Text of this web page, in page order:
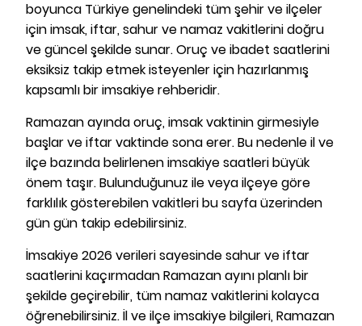
boyunca Türkiye genelindeki tüm şehir ve ilçeler
için imsak, iftar, sahur ve namaz vakitlerini doğru
ve güncel şekilde sunar. Oruç ve ibadet saatlerini
eksiksiz takip etmek isteyenler için hazırlanmış
kapsamlı bir imsakiye rehberidir.
Ramazan ayında oruç, imsak vaktinin girmesiyle
başlar ve iftar vaktinde sona erer. Bu nedenle il ve
ilçe bazında belirlenen imsakiye saatleri büyük
önem taşır. Bulunduğunuz ile veya ilçeye göre
farklılık gösterebilen vakitleri bu sayfa üzerinden
gün gün takip edebilirsiniz.
İmsakiye 2026 verileri sayesinde sahur ve iftar
saatlerini kaçırmadan Ramazan ayını planlı bir
şekilde geçirebilir, tüm namaz vakitlerini kolayca
öğrenebilirsiniz. İl ve ilçe imsakiye bilgileri, Ramazan